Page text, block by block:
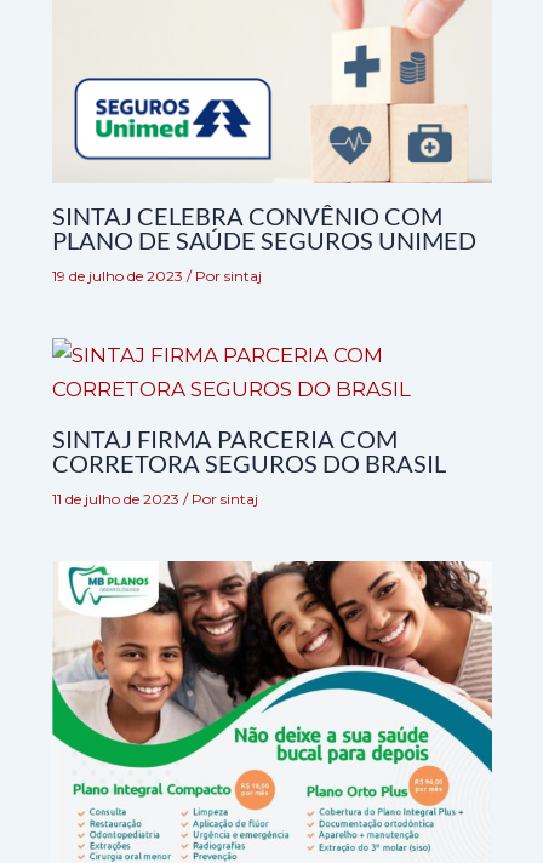
SINTAJ CELEBRA CONVÊNIO COM
PLANO DE SAÚDE SEGUROS UNIMED
19 de julho de 2023 / Por sintaj
SINTAJ FIRMA PARCERIA COM
CORRETORA SEGUROS DO BRASIL
11 de julho de 2023 / Por sintaj